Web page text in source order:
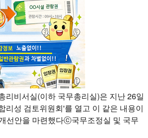
리비서실(이하 국무총리실)은 지난 26일
리성 검토위원회'를 열고 이 같은 내용이
선안을 마련했다ⓒ국무조정실 및 국무